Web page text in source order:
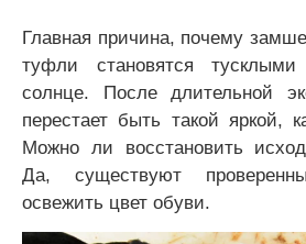
Главная причина, почему
туфли становятся
солнце. После длительной
перестает быть такой яркой,
Можно ли восстановить
Да, существуют
освежить цвет обуви.